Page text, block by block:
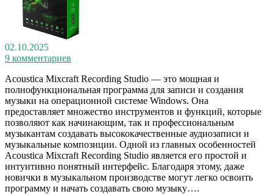
02.10.2025
9 комментариев
Acoustica Mixcraft Recording Studio — это мощная и
полнофункциональная программа для записи и создания
музыки на операционной системе Windows. Она
предоставляет множество инструментов и функций, которые
позволяют как начинающим, так и профессиональным
музыкантам создавать высококачественные аудиозаписи и
музыкальные композиции. Одной из главных особенностей
Acoustica Mixcraft Recording Studio является его простой и
интуитивно понятный интерфейс. Благодаря этому, даже
новички в музыкальном производстве могут легко освоить
программу и начать создавать свою музыку….